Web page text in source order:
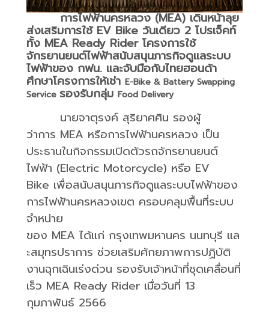
การไฟฟ้านครหลวง (MEA) เดินหน้าลุย
ส่งเสริมการใช้ EV Bike วันเดียว 2 โปรเจ็คท์
ทั้ง MEA Ready Riderโครงการใช้
จักรยานยนต์ไฟฟ้าสนับสนุนภารกิจดูแลระบบ
ไฟฟ้าของ กฟน. และจับมือกับไทยฮอนด้า
ศึกษาโครงการให้เช่า E-Bike & Battery Swapping
Service รองรับกลุ่ม Food Delivery
นายจาตุรงค์ สุริยาศศิน รองผู้
ว่าการ MEA หรือการไฟฟ้านครหลวง เป็น
ประธานในกิจกรรมเปิดตัวรถจักรยานยนต์
ไฟฟ้า (Electric Motorcycle) หรือ EV
Bike เพื่อสนับสนุนภารกิจดูแลระบบไฟฟ้าของ
การไฟฟ้านครหลวงเขต ครอบคลุมพื้นที่ระบบ
จำหน่าย
ของ MEA ได้แก่ กรุงเทพมหานคร นนทบุรี แล
ะสมุทรปราการ ช่วยเสริมศักยภาพการปฏิบัติ
งานฉุกเฉินเร่งด่วน รองรับเจ้าหน้าที่ชุดเคลื่อนที่
เร็ว MEA Ready Rider เมื่อวันที่ 13
กุมภาพันธ์ 2566